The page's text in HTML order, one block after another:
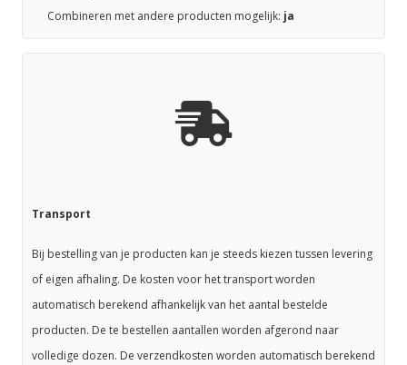
Combineren met andere producten mogelijk: ja
Transport
Bij bestelling van je producten kan je steeds kiezen tussen levering
of eigen afhaling. De kosten voor het transport worden
automatisch berekend afhankelijk van het aantal bestelde
producten. De te bestellen aantallen worden afgerond naar
volledige dozen. De verzendkosten worden automatisch berekend